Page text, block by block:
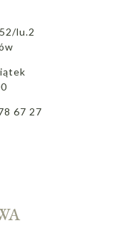
lu.2
67 27